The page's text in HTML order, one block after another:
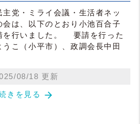
党・ミライ会議・生活者ネッ
会は、以下のとおり小池百合子
を行いました。 要請を行った
こ（小平市）、政調会長中田
08/18 更新
きを見る arrow_forward